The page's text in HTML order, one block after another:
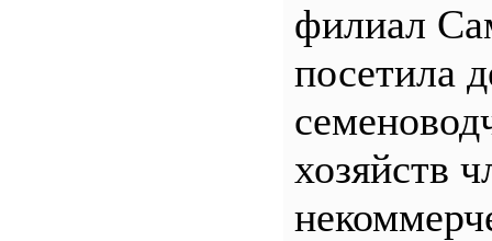
филиал
посетила
хозяйств